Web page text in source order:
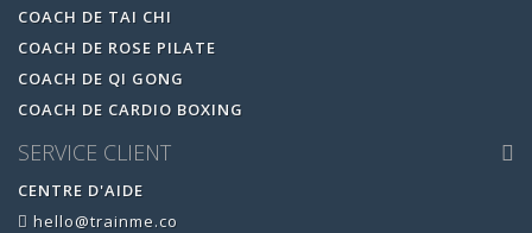
COACH DE TAI CHI
COACH DE ROSE PILATE
COACH DE QI GONG
COACH DE CARDIO BOXING
SERVICE CLIENT
CENTRE D'AIDE
hello@trainme.co